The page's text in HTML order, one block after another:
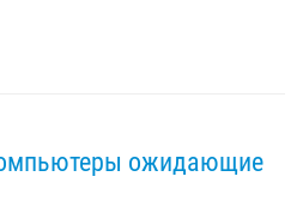
ожидающие